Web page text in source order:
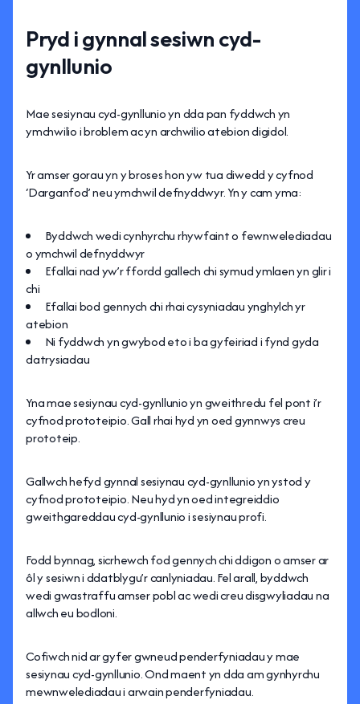
Pryd i gynnal sesiwn cyd-
gynllunio
Mae sesiynau cyd-gynllunio yn dda pan fyddwch yn
ymchwilio i broblem ac yn archwilio atebion digidol.
Yr amser gorau yn y broses hon yw tua diwedd y cyfnod
‘Darganfod’ neu ymchwil defnyddwyr. Yn y cam yma:
Byddwch wedi cynhyrchu rhywfaint o fewnwelediadau
o ymchwil defnyddwyr
Efallai nad yw’r ffordd gallech chi symud ymlaen yn glir i
chi
Efallai bod gennych chi rhai cysyniadau ynghylch yr
atebion
Ni fyddwch yn gwybod eto i ba gyfeiriad i fynd gyda
datrysiadau
Yna mae sesiynau cyd-gynllunio yn gweithredu fel pont i’r
cyfnod prototeipio. Gall rhai hyd yn oed gynnwys creu
prototeip.
Gallwch hefyd gynnal sesiynau cyd-gynllunio yn ystod y
cyfnod prototeipio. Neu hyd yn oed integreiddio
gweithgareddau cyd-gynllunio i sesiynau profi.
Fodd bynnag, sicrhewch fod gennych chi ddigon o amser ar
ôl y sesiwn i ddatblygu’r canlyniadau. Fel arall, byddwch
wedi gwastraffu amser pobl ac wedi creu disgwyliadau na
allwch eu bodloni.
Cofiwch nid ar gyfer gwneud penderfyniadau y mae
sesiynau cyd-gynllunio. Ond maent yn dda am gynhyrchu
mewnwelediadau i arwain penderfyniadau.